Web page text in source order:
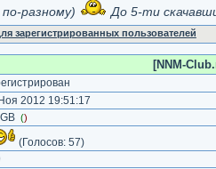
разному) До 5-ти
зарегистрированных пользователей
[NNM-
2012 19:51:17
()
(Голосов: 57)